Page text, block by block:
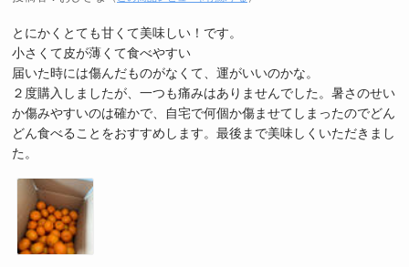
とにかくとても甘くて美味しい！です。
小さくて皮が薄くて食べやすい
届いた時には傷んだものがなくて、運がいいのかな。
２度購入しましたが、一つも痛みはありませんでした。暑さのせい
か傷みやすいのは確かで、自宅で何個か傷ませてしまったのでどん
どん食べることをおすすめします。最後まで美味しくいただきまし
た。